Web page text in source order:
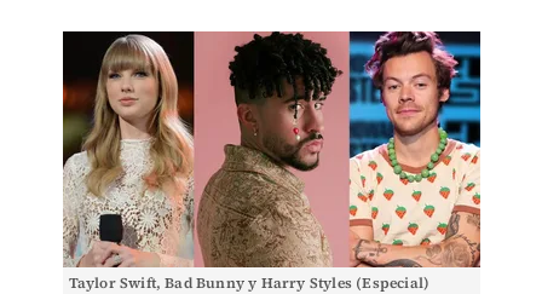
Taylor Swift, Bad Bunny y Harry Styles (Especial)